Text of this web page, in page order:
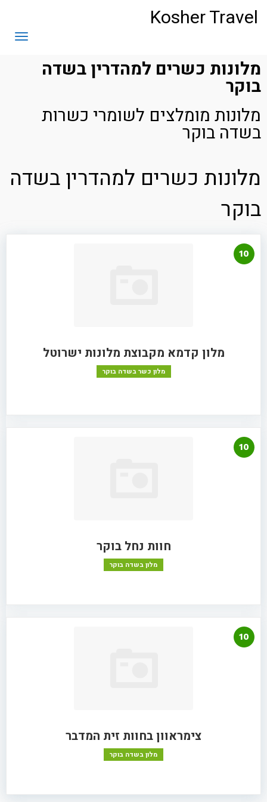
לתוכןKosher Travel
מלונות כשרים למהדרין בשדה
בוקר
מלונות מומלצים לשומרי כשרות
בשדה בוקר
מלונות כשרים למהדרין בשדה
בוקר
10
מלון קדמא מקבוצת מלונות ישרוטל
מלון כשר בשדה בוקר
10
חוות נחל בוקר
מלון בשדה בוקר
10
צימראוון בחוות זית המדבר
מלון בשדה בוקר